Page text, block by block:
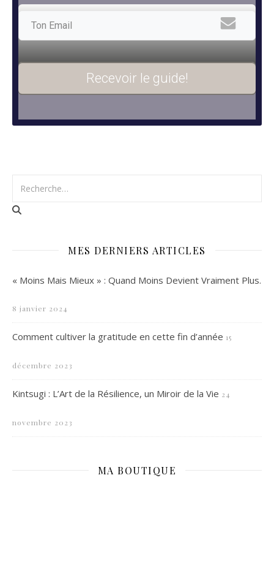
Recevoir le guide!
MES DERNIERS ARTICLES
« Moins Mais Mieux » : Quand Moins Devient Vraiment Plus.
8 janvier 2024
Comment cultiver la gratitude en cette fin d’année 15
décembre 2023
Kintsugi : L’Art de la Résilience, un Miroir de la Vie 24
novembre 2023
MA BOUTIQUE